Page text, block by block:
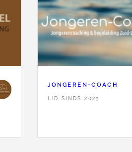
JONGEREN-COACH
LID SINDS 2023